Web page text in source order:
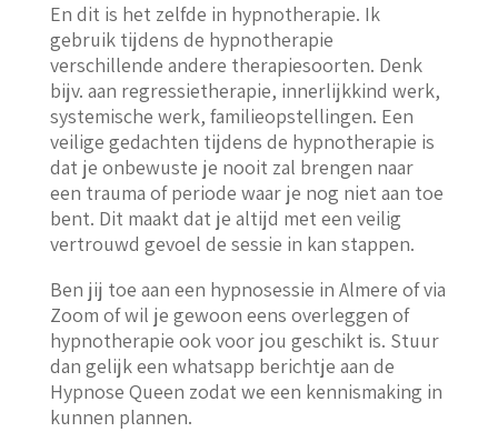
En dit is het zelfde in hypnotherapie. Ik
gebruik tijdens de hypnotherapie
verschillende andere therapiesoorten. Denk
bijv. aan regressietherapie, innerlijkkind werk,
systemische werk, familieopstellingen. Een
veilige gedachten tijdens de hypnotherapie is
dat je onbewuste je nooit zal brengen naar
een trauma of periode waar je nog niet aan toe
bent. Dit maakt dat je altijd met een veilig
vertrouwd gevoel de sessie in kan stappen.
Ben jij toe aan een hypnosessie in Almere of via
Zoom of wil je gewoon eens overleggen of
hypnotherapie ook voor jou geschikt is. Stuur
dan gelijk een whatsapp berichtje aan de
Hypnose Queen zodat we een kennismaking in
kunnen plannen.